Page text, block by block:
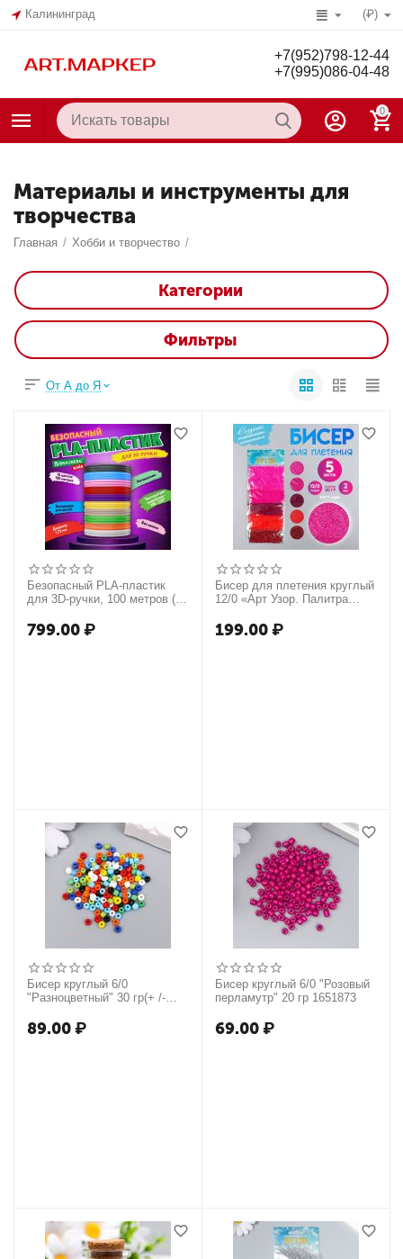
Калининград (₽)
+7(952)798-12-44
+7(995)086-04-48
0
Материалы и инструменты для
творчества
Главная / Хобби и творчество /
Категории
Фильтры
От А до Я
Безопасный PLA-пластик
для 3D-ручки, 100 метров (10
KIDS, 665189
799.00₽
Бисер для плетения круглый
12/0 «Арт Узор. Палитра
20 г, для рукоделия,
20×8×0.7 см
199.00₽
Бисер круглый 6/0
"Разноцветный" 30 гр(+ /-
89.00₽
Бисер круглый 6/0 "Розовый
перламутр" 20 гр 1651873
69.00₽